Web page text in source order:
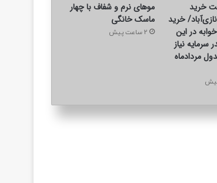
خرید
خرید
آپارتمان ۲ خوابه در این
سرمایه نیاز
مردادماه
موهای نرم و شفاف با چهار
ماسک خانگی
2 ساعت پیش